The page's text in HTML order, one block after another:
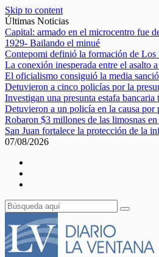
Skip to content
Últimas Noticias
Capital: armado en el microcentro fue
1929- Bailando el minué
Contepomi definió la formación de Los
La conexión inesperada entre el asalto
El oficialismo consiguió la media
Detuvieron a cinco policías por la
Investigan una presunta estafa
Detuvieron a un policía en la causa por
Robaron $3 millones de las limosnas
San Juan fortalece la protección de la
07/08/2026